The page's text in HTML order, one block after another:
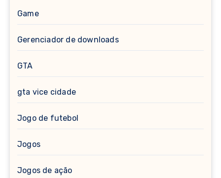
Game
Gerenciador de downloads
GTA
gta vice cidade
Jogo de futebol
Jogos
Jogos de ação